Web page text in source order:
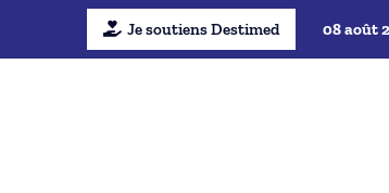
Je soutiens Destimed 08 août